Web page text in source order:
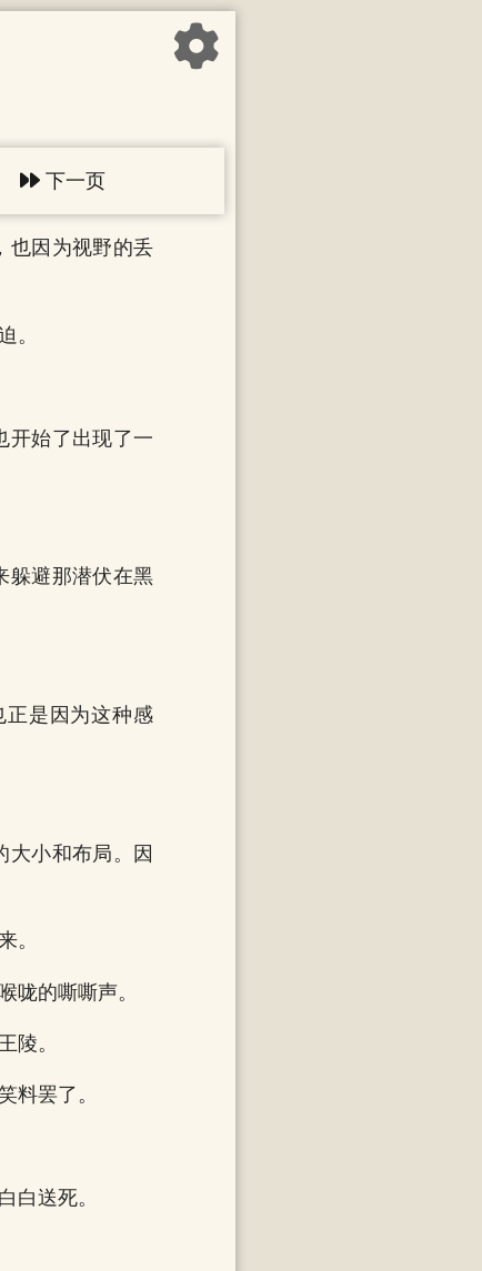
下一页
也因为视野的丢
。
开始了出现了一
躲避那潜伏在黑
是因为这种感
大小和布局。因
。
咙的嘶嘶声。
陵。
料罢了。
白送死。